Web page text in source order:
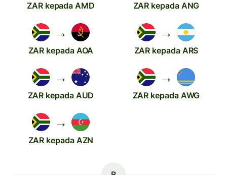
ZAR kepada AMD ZAR kepada ANG
→
ZAR kepada AOA
→
ZAR kepada ARS
→
ZAR kepada AUD
→
ZAR kepada AWG
→
ZAR kepada AZN